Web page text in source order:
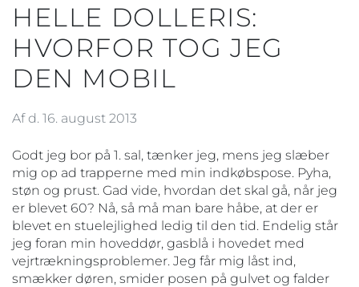
HELLE DOLLERIS:
HVORFOR TOG JEG
DEN MOBIL
Af d. 16. august 2013
Godt jeg bor på 1. sal, tænker jeg, mens jeg slæber
mig op ad trapperne med min indkøbspose. Pyha,
støn og prust. Gad vide, hvordan det skal gå, når jeg
er blevet 60? Nå, så må man bare håbe, at der er
blevet en stuelejlighed ledig til den tid. Endelig står
jeg foran min hoveddør, gasblå i hovedet med
vejrtrækningsproblemer. Jeg får mig låst ind,
smækker døren, smider posen på gulvet og falder